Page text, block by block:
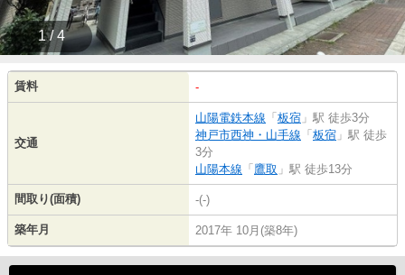
1 / 4
賃料 -
交通
山陽電鉄本線 「 板宿 」駅 徒歩3分
神戸市西神・山手線 「 板宿 」駅 徒歩
3分
山陽本線 「 鷹取 」駅 徒歩13分
間取り(面積) -(-)
築年月 2017年 10月(築8年)